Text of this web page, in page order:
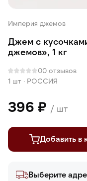
Империя джемов
Джем с
джемов», 1 кг
00 отзывов
1 шт · РОССИЯ
396 ₽ / шт
Добавить в
Выберите